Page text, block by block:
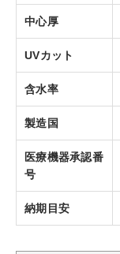
中心厚
UVカット
含水率
製造国
医療機器承認番
号
納期目安